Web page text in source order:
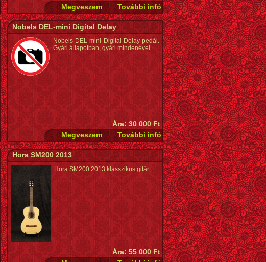
Nobels DEL-mini Digital Delay
Nobels DEL-mini Digital Delay pedál.
Gyári állapotban, gyári mindenével.
Ára: 30 000 Ft
Hora SM200 2013
Hora SM200 2013 klasszikus gitár.
Ára: 55 000 Ft